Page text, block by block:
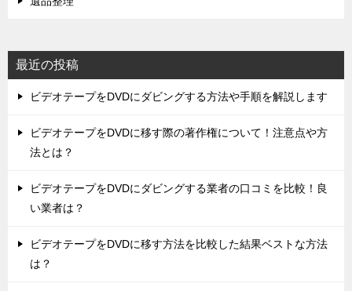
最近の投稿
ビデオテープをDVDにダビングする方法や手順を解説します
ビデオテープをDVDに移す際の著作権について！注意点や方
法とは？
ビデオテープをDVDにダビングする業者の口コミを比較！良
い業者は？
ビデオテープをDVDに移す方法を比較した結果ベストな方法
は？